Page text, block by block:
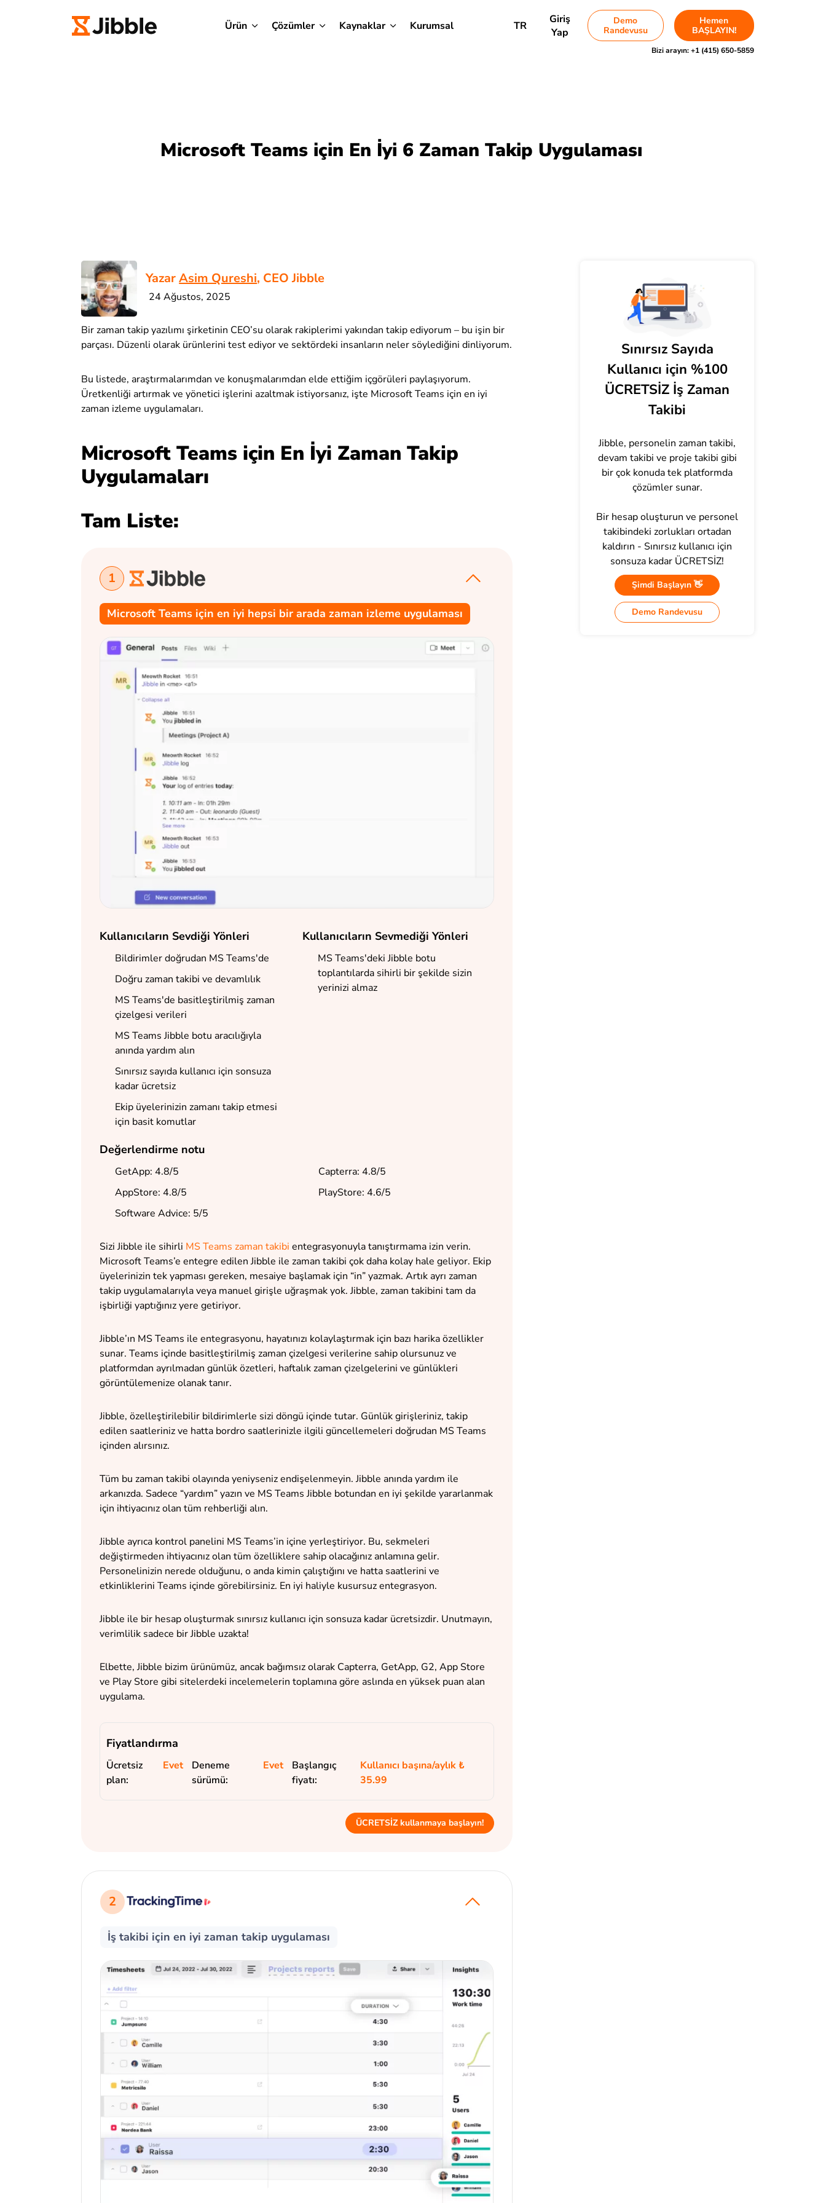
Ürün Çözümler Kaynaklar Kurumsal TR
Giriş
Yap
Demo
Randevusu
Hemen
BAŞLAYIN!
Bizi arayın:+1 (415) 650-5859
Microsoft Teams için En İyi 6 Zaman Takip Uygulaması
YazarAsim Qureshi, CEO Jibble
24 Ağustos, 2025
Bir zaman takip yazılımı şirketinin CEO’su olarak rakiplerimi yakından takip ediyorum – bu işin bir
parçası. Düzenli olarak ürünlerini test ediyor ve sektördeki insanların neler söylediğini dinliyorum.
Bu listede, araştırmalarımdan ve konuşmalarımdan elde ettiğim içgörüleri paylaşıyorum.
Üretkenliği artırmak ve yönetici işlerini azaltmak istiyorsanız, işte Microsoft Teams için en iyi
zaman izleme uygulamaları.
Microsoft Teams için En İyi Zaman Takip
Uygulamaları
Tam Liste:
1
Microsoft Teams için en iyi hepsi bir arada zaman izleme uygulaması
Kullanıcıların Sevdiği Yönleri
Bildirimler doğrudan MS Teams'de
Doğru zaman takibi ve devamlılık
MS Teams'de basitleştirilmiş zaman
çizelgesi verileri
MS Teams Jibble botu aracılığıyla
anında yardım alın
Sınırsız sayıda kullanıcı için sonsuza
kadar ücretsiz
Ekip üyelerinizin zamanı takip etmesi
için basit komutlar
Kullanıcıların Sevmediği Yönleri
MS Teams'deki Jibble botu
toplantılarda sihirli bir şekilde sizin
yerinizi almaz
Değerlendirme notu
GetApp: 4.8/5
Capterra: 4.8/5
AppStore: 4.8/5
PlayStore: 4.6/5
Software Advice: 5/5
Sizi Jibble ile sihirli MS Teams zaman takibi entegrasyonuyla tanıştırmama izin verin.
Microsoft Teams’e entegre edilen Jibble ile zaman takibi çok daha kolay hale geliyor. Ekip
üyelerinizin tek yapması gereken, mesaiye başlamak için “in” yazmak. Artık ayrı zaman
takip uygulamalarıyla veya manuel girişle uğraşmak yok. Jibble, zaman takibini tam da
işbirliği yaptığınız yere getiriyor.
Jibble’ın MS Teams ile entegrasyonu, hayatınızı kolaylaştırmak için bazı harika özellikler
sunar. Teams içinde basitleştirilmiş zaman çizelgesi verilerine sahip olursunuz ve
platformdan ayrılmadan günlük özetleri, haftalık zaman çizelgelerini ve günlükleri
görüntülemenize olanak tanır.
Jibble, özelleştirilebilir bildirimlerle sizi döngü içinde tutar. Günlük girişleriniz, takip
edilen saatleriniz ve hatta bordro saatlerinizle ilgili güncellemeleri doğrudan MS Teams
içinden alırsınız.
Tüm bu zaman takibi olayında yeniyseniz endişelenmeyin. Jibble anında yardım ile
arkanızda. Sadece “yardım” yazın ve MS Teams Jibble botundan en iyi şekilde yararlanmak
için ihtiyacınız olan tüm rehberliği alın.
Jibble ayrıca kontrol panelini MS Teams’in içine yerleştiriyor. Bu, sekmeleri
değiştirmeden ihtiyacınız olan tüm özelliklere sahip olacağınız anlamına gelir.
Personelinizin nerede olduğunu, o anda kimin çalıştığını ve hatta saatlerini ve
etkinliklerini Teams içinde görebilirsiniz. En iyi haliyle kusursuz entegrasyon.
Jibble ile bir hesap oluşturmak sınırsız kullanıcı için sonsuza kadar ücretsizdir. Unutmayın,
verimlilik sadece bir Jibble uzakta!
Elbette, Jibble bizim ürünümüz, ancak bağımsız olarak Capterra, GetApp, G2, App Store
ve Play Store gibi sitelerdeki incelemelerin toplamına göre aslında en yüksek puan alan
uygulama.
Fiyatlandırma
Ücretsiz
plan:
Evet
Deneme
sürümü:
Evet
Başlangıç
fiyatı:
Kullanıcı başına/aylık ₺
35.99
ÜCRETSİZ kullanmaya başlayın!
2
İş takibi için en iyi zaman takip uygulaması
Sınırsız Sayıda
Kullanıcı için %100
ÜCRETSİZ İş Zaman
Takibi
Jibble, personelin zaman takibi,
devam takibi ve proje takibi gibi
bir çok konuda tek platformda
çözümler sunar.
Bir hesap oluşturun ve personel
takibindeki zorlukları ortadan
kaldırın - Sınırsız kullanıcı için
sonsuza kadar ÜCRETSİZ!
Şimdi Başlayın 👋
Demo Randevusu